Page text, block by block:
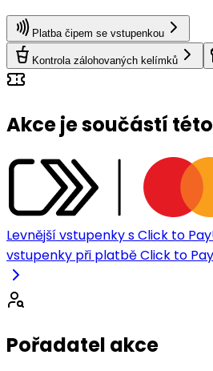
Platba čipem se vstupenkou
Kontrola zálohovaných kelímků
Akce je součástí
Levnější vstupenky s Click to Pay
vstupenky při platbě Click to Pay
Pořadatel akce